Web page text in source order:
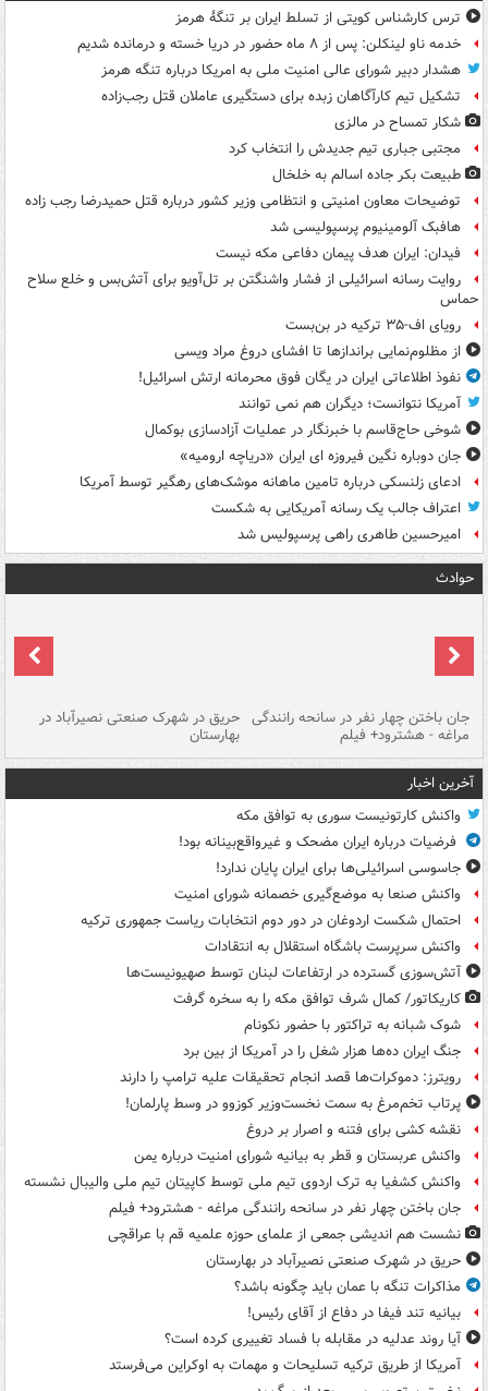
ترس کارشناس کویتی از تسلط ایران بر تنگۀ هرمز
خدمه ناو لینکلن: پس از ۸ ماه حضور در دریا خسته و درمانده‌ شدیم
هشدار دبیر شورای عالی امنیت ملی به امریکا درباره تنگه هرمز
تشکیل تیم کارآگاهان زبده برای دستگیری عاملان قتل رجب‌زاده
شکار تمساح در مالزی
مجتبی جباری تیم جدیدش را انتخاب کرد
طبیعت بکر جاده اسالم به خلخال
توضیحات معاون امنیتی و انتظامی وزیر کشور درباره قتل حمیدرضا رجب زاده
هافبک آلومینیوم پرسپولیسی شد
فیدان: ایران هدف پیمان دفاعی مکه نیست
روایت رسانه اسرائیلی از فشار واشنگتن بر تل‌آویو برای آتش‌بس و خلع سلاح
حماس
رویای اف-۳۵ ترکیه در بن‌بست
از مظلوم‌نمایی براندازها تا افشای دروغ مراد ویسی
نفوذ اطلاعاتی ایران در یگان فوق محرمانه ارتش اسرائیل!
آمریکا نتوانست؛ دیگران هم نمی توانند
شوخی حاج‌قاسم با خبرنگار در عملیات آزادسازی بوکمال
جان دوباره نگین فیروزه ای ایران «دریاچه ارومیه»
ادعای زلنسکی درباره تامین ماهانه موشک‌های رهگیر توسط آمریکا
اعتراف جالب یک رسانه آمریکایی به شکست
امیرحسین طاهری راهی پرسپولیس شد
حوادث
جان باختن چهار نفر در سانحه رانندگی
مراغه - هشترود+ فیلم
حریق در شهرک صنعتی نصیرآباد در
بهارستان
آخرین اخبار
واکنش کارتونیست سوری به توافق مکه
فرضیات درباره ایران مضحک و غیرواقع‌بینانه بود!
جاسوسی اسرائیلی‌ها برای ایران پایان ندارد!
واکنش صنعا به موضع‌گیری خصمانه شورای امنیت
احتمال شکست اردوغان در دور دوم انتخابات ریاست جمهوری ترکیه
واکنش سرپرست باشگاه استقلال به انتقادات
آتش‌سوزی گسترده در ارتفاعات لبنان توسط صهیونیست‌ها
کاریکاتور/ کمال شرف توافق مکه را به سخره گرفت
شوک شبانه به تراکتور با حضور نکونام
جنگ ایران ده‌ها هزار شغل را در آمریکا از بین برد
رویترز: دموکرات‌ها قصد انجام تحقیقات علیه ترامپ را دارند
پرتاب تخم‌مرغ به سمت نخست‌وزیر کوزوو در وسط پارلمان!
نقشه کشی برای فتنه و اصرار بر دروغ
واکنش عربستان و قطر به بیانیه شورای امنیت درباره یمن
واکنش کشفیا به ترک اردوی تیم ملی توسط کاپیتان تیم ملی والیبال نشسته
جان باختن چهار نفر در سانحه رانندگی مراغه - هشترود+ فیلم
نشست هم اندیشی جمعی از علمای حوزه علمیه قم با عراقچی
حریق در شهرک صنعتی نصیرآباد در بهارستان
مذاکرات تنگه با عمان باید چگونه باشد؟
بیانیه تند فیفا در دفاع از آقای رئیس!
آیا روند عدلیه در مقابله با فساد تغییری کرده است؟
آمریکا از طریق ترکیه تسلیحات و مهمات به اوکراین می‌فرستد